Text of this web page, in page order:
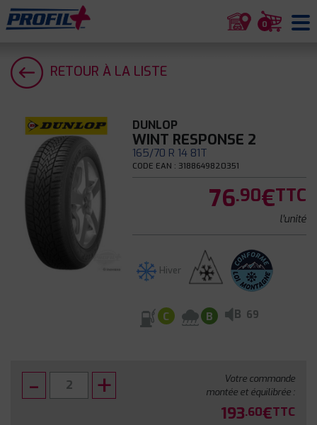
0
RETOUR À LA LISTE
DUNLOP
WINT RESPONSE 2
165/70 R 14 81T
CODE EAN : 3188649820351
76.90€TTC
l'unité
Hiver
C B B 69
Votre commande
montée et équilibrée :
193.60€TTC